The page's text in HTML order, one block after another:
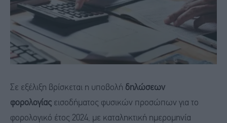
Σε εξέλιξη βρίσκεται η υποβολή δηλώσεων
φορολογίας εισοδήματος φυσικών προσώπων για το
φορολογικό έτος 2024, με καταληκτική ημερομηνία